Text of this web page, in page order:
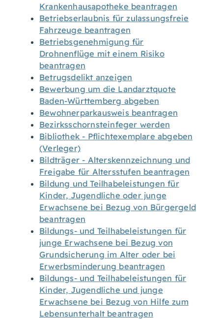
Krankenhausapotheke beantragen
Betriebserlaubnis für zulassungsfreie
Fahrzeuge beantragen
Betriebsgenehmigung für
Drohnenflüge mit einem Risiko
beantragen
Betrugsdelikt anzeigen
Bewerbung um die Landarztquote
Baden-Württemberg abgeben
Bewohnerparkausweis beantragen
Bezirksschornsteinfeger werden
Bibliothek - Pflichtexemplare abgeben
(Verleger)
Bildträger - Alterskennzeichnung und
Freigabe für Altersstufen beantragen
Bildung und Teilhabeleistungen für
Kinder, Jugendliche oder junge
Erwachsene bei Bezug von Bürgergeld
beantragen
Bildungs- und Teilhabeleistungen für
junge Erwachsene bei Bezug von
Grundsicherung im Alter oder bei
Erwerbsminderung beantragen
Bildungs- und Teilhabeleistungen für
Kinder, Jugendliche und junge
Erwachsene bei Bezug von Hilfe zum
Lebensunterhalt beantragen